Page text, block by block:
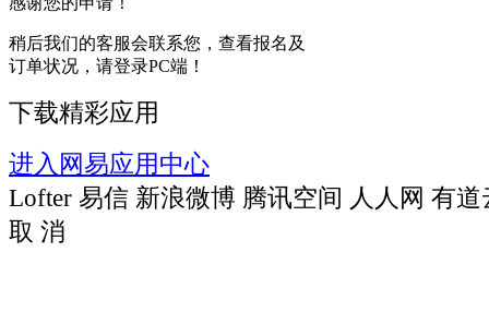
稍后我们的客服会联系您，查看报名及
订单状况，请登录PC端！
下载精彩应用
进入网易应用中心
Lofter 易信 新浪微博 腾讯空间 人人网 有道
取 消